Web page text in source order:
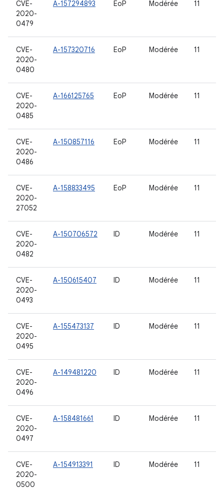
CVE-
2020-
0479
A-157294893 EoP Modérée 11
CVE-
2020-
0480
A-157320716 EoP Modérée 11
CVE-
2020-
0485
A-166125765 EoP Modérée 11
CVE-
2020-
0486
A-150857116 EoP Modérée 11
CVE-
2020-
27052
A-158833495 EoP Modérée 11
CVE-
2020-
0482
A-150706572 ID Modérée 11
CVE-
2020-
0493
A-150615407 ID Modérée 11
CVE-
2020-
0495
A-155473137 ID Modérée 11
CVE-
2020-
0496
A-149481220 ID Modérée 11
CVE-
2020-
0497
A-158481661 ID Modérée 11
CVE-
2020-
0500
A-154913391 ID Modérée 11